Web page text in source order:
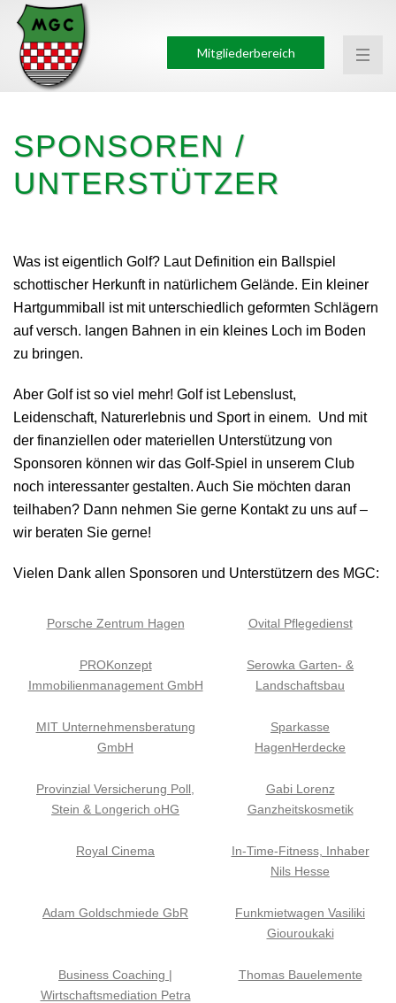
Mitgliederbereich
SPONSOREN /
UNTERSTÜTZER
Was ist eigentlich Golf? Laut Definition ein Ballspiel
schottischer Herkunft in natürlichem Gelände. Ein kleiner
Hartgummiball ist mit unterschiedlich geformten Schlägern
auf versch. langen Bahnen in ein kleines Loch im Boden
zu bringen.
Aber Golf ist so viel mehr! Golf ist Lebenslust,
Leidenschaft, Naturerlebnis und Sport in einem. Und mit
der finanziellen oder materiellen Unterstützung von
Sponsoren können wir das Golf-Spiel in unserem Club
noch interessanter gestalten. Auch Sie möchten daran
teilhaben? Dann nehmen Sie gerne Kontakt zu uns auf –
wir beraten Sie gerne!
Vielen Dank allen Sponsoren und Unterstützern des MGC:
Porsche Zentrum Hagen Ovital Pflegedienst
PROKonzept
Immobilienmanagement GmbH
Serowka Garten- &
Landschaftsbau
MIT Unternehmensberatung
GmbH
Sparkasse
HagenHerdecke
Provinzial Versicherung Poll,
Stein & Longerich oHG
Gabi Lorenz
Ganzheitskosmetik
Royal Cinema
In-Time-Fitness, Inhaber
Nils Hesse
Adam Goldschmiede GbR
Funkmietwagen Vasiliki
Giouroukaki
Business Coaching |
Wirtschaftsmediation Petra
Thomas Bauelemente